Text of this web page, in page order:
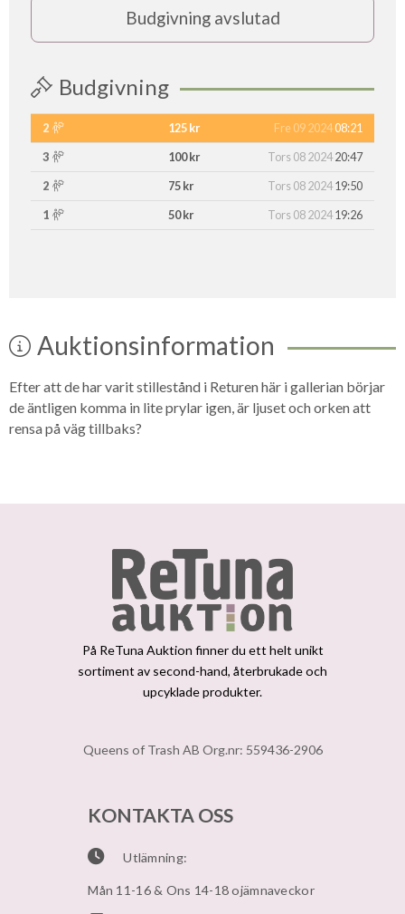
Budgivning avslutad
Budgivning
2 125 kr Fre 09 202408:21
3
100 kr Tors 08 202420:47
2
75 kr Tors 08 202419:50
1
50 kr Tors 08 202419:26
Auktionsinformation
Efter att de har varit stillestånd i Returen här i gallerian börjar
de äntligen komma in lite prylar igen, är ljuset och orken att
rensa på väg tillbaks?
På ReTuna Auktion finner du ett helt unikt
sortiment av second-hand, återbrukade och
upcyklade produkter.
Queens of Trash AB Org.nr: 559436-2906
KONTAKTA OSS
Utlämning:
Mån 11-16 & Ons 14-18 ojämnaveckor